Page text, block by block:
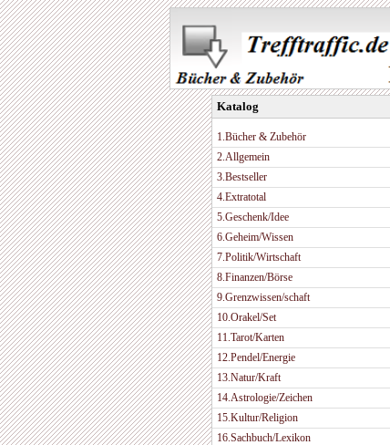
Katalog
1.Bücher & Zubehör
2.Allgemein
3.Bestseller
4.Extratotal
5.Geschenk/Idee
6.Geheim/Wissen
7.Politik/Wirtschaft
8.Finanzen/Börse
9.Grenzwissen/schaft
10.Orakel/Set
11.Tarot/Karten
12.Pendel/Energie
13.Natur/Kraft
14.Astrologie/Zeichen
15.Kultur/Religion
16.Sachbuch/Lexikon